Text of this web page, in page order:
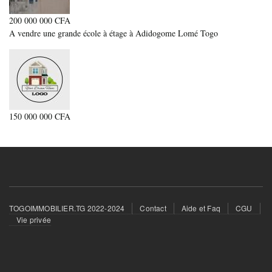
200 000 000 CFA
A vendre une grande école à étage à Adidogome Lomé Togo
150 000 000 CFA
Footer
menu
TOGOIMMOBILIER.TG 2022-2024 Contact Aide et Faq
CGU
Vie privée